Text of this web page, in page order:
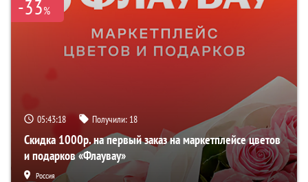
-33%
05:43:17 Получили: 18
Скидка 1000р. на первый заказ на маркетплейсе цветов
и подарков «Флаувау»
Россия